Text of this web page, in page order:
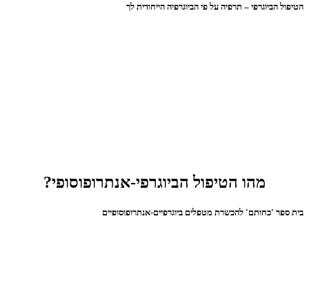
הטיפול הביוגרפי – תרפיה על פי הביוגרפיה הייחודית לך
מהו הטיפול הביוגרפי-אנתרופוסופי?
בית ספר 'כחותם' להכשרת מטפלים ביוגרפיים-אנתרופוסופיים